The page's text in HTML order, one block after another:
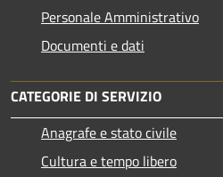
Personale Amministrativo
Documenti e dati
CATEGORIE DI SERVIZIO
Anagrafe e stato civile
Cultura e tempo libero